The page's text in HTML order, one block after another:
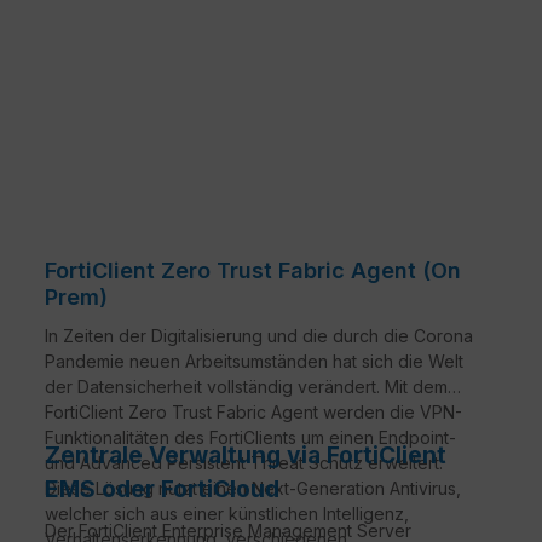
FortiClient Zero Trust Fabric Agent (On
Prem)
In Zeiten der Digitalisierung und die durch die Corona
Pandemie neuen Arbeitsumständen hat sich die Welt
der Datensicherheit vollständig verändert. Mit dem
FortiClient Zero Trust Fabric Agent werden die VPN-
Funktionalitäten des FortiClients um einen Endpoint-
und Advanced Persistent Threat Schutz erweitert.
Diese Lösung nutzt einen Next-Generation Antivirus,
welcher sich aus einer künstlichen Intelligenz,
Zentrale Verwaltung via FortiClient
EMS oder FortiCloud
Der FortiClient Enterprise Management Server